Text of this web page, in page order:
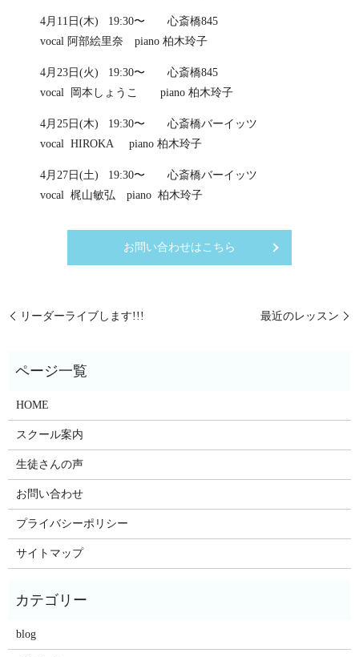
4月11日(木) 19:30〜 心斎橋845
vocal 阿部絵里奈 piano 柏木玲子
4月23日(火) 19:30〜 心斎橋845
vocal 岡本しょうこ piano 柏木玲子
4月25日(木) 19:30〜 心斎橋バーイッツ
vocal HIROKA piano 柏木玲子
4月27日(土) 19:30〜 心斎橋バーイッツ
vocal 梶山敏弘 piano 柏木玲子
お問い合わせはこちら
リーダーライブします!!! 最近のレッスン
HOME
スクール案内
生徒さんの声
お問い合わせ
プライバシーポリシー
サイトマップ
blog